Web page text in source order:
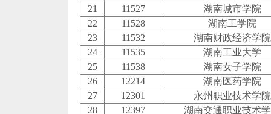
21
11527
湖南城市学院
22
11528
湖南工学院
23
11532
湖南财政经济学院
24
11535
湖南工业大学
25
11538
湖南女子学院
26
12214
湖南医药学院
27
12301
永州职业技术学院
28
12397 湖南交通职业技术